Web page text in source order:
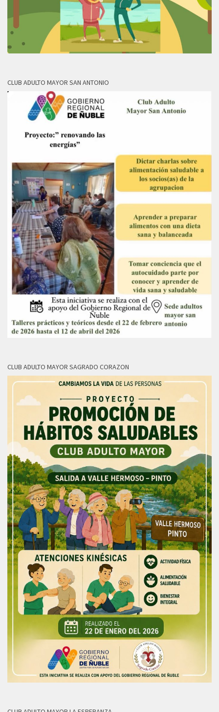
CLUB ADULTO MAYOR SAN ANTONIO
CLUB ADULTO MAYOR SAGRADO CORAZON